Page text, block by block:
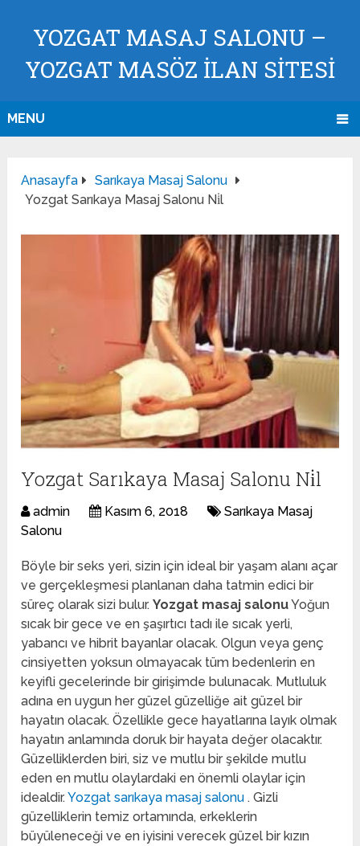
YOZGAT MASAJ SALONU –
YOZGAT MASÖZ İLAN SİTESİ
MENU
Anasayfa
Sarıkaya Masaj Salonu
Yozgat Sarıkaya Masaj Salonu Ni̇l
Yozgat Sarıkaya Masaj Salonu Ni̇l
admin Kasım 6, 2018
Sarıkaya Masaj
Salonu
Böyle bir seks yeri, sizin için ideal bir yaşam alanı açar
ve gerçekleşmesi planlanan daha tatmin edici bir
süreç olarak sizi bulur.Yozgat masaj salonuYoğun
sıcak bir gece ve en şaşırtıcı tadı ile sıcak yerli,
yabancı ve hibrit bayanlar olacak. Olgun veya genç
cinsiyetten yoksun olmayacak tüm bedenlerin en
keyifli gecelerinde bir girişimde bulunacak. Mutluluk
adına en uygun her güzel güzelliğe ait güzel bir
hayatın olacak. Özellikle gece hayatlarına layık olmak
hayatın anlamında doruk bir hayata değer olacaktır.
Güzelliklerden biri, siz ve mutlu bir şekilde mutlu
eden en mutlu olaylardaki en önemli olaylar için
idealdir.Yozgat sarıkaya masaj salonu. Gizli
güzelliklerin temiz ortamında, erkeklerin
büyüleneceği ve en iyisini verecek güzel bir kızın